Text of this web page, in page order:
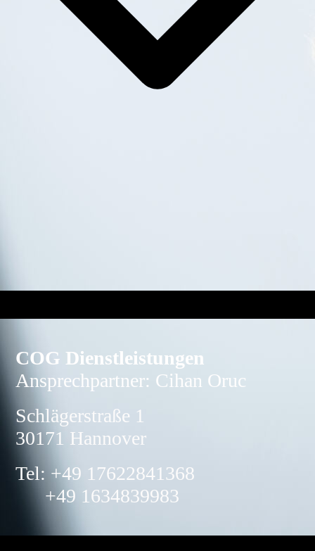
COG Dienstleistungen
Ansprechpartner: Cihan Oruc
Schlägerstraße 1
30171 Hannover
Tel: +49 17622841368
+49 1634839983